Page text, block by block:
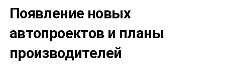
Появление новых
автопроектов и планы
производителей